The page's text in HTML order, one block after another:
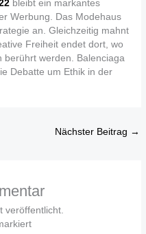
bleibt ein markantes
Werbung. Das Modehaus
an. Gleichzeitig mahnt
Freiheit endet dort, wo
berührt werden. Balenciaga
Debatte um Ethik in der
Nächster Beitrag →
veröffentlicht.